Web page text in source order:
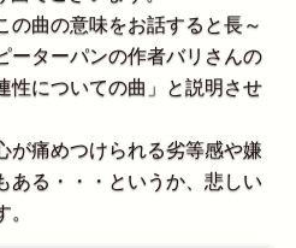
曲の意味をお話すると長～
ーターパンの作者バリさんの
性についての曲」と説明させ
痛めつけられる劣等感や嫌
ある・・・というか、悲しい